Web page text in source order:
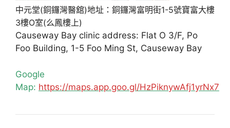
中元堂(銅鑼灣醫舘)地址：銅鑼灣富明街1-5號寶富大樓
3樓O室(么鳳樓上)
Causeway Bay clinic address: Flat O 3/F, Po
Foo Building, 1-5 Foo Ming St, Causeway Bay
Google
Map: https://maps.app.goo.gl/HzPiknywAfj1yrNx7